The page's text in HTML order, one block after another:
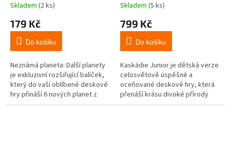
Skladem (2 ks)
179 Kč
Do košíku
Neznámá planeta: Další planety
je exkluzivní rozšiřující balíček,
který do vaší oblíbené deskové
hry přináší 6 nových planet z
Kickstarter edice. Vyzkoušejte
Skladem (5 ks)
799 Kč
Do košíku
Kaskádie Junior je dětská verze
celosvětově úspěšné a
oceňované deskové hry, která
přenáší krásu divoké přírody
přímo na váš stůl. V této